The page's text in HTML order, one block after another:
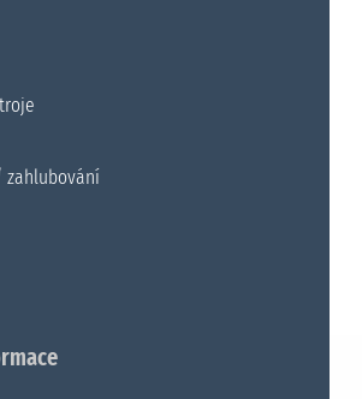
zahlubování